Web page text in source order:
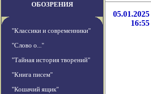
ОБОЗРЕНИЯ
"Классики и современники"
"Слово о..."
"Тайная история творений"
"Книга писем"
"Кошачий ящик"
05.01.2025
16:55